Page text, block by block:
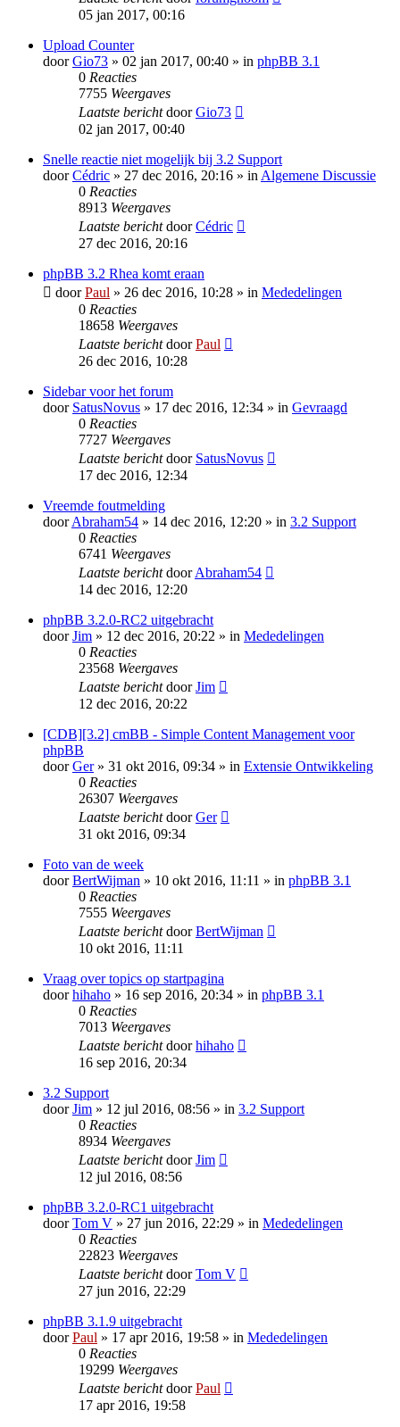
05 jan 2017, 00:16
Upload Counter
doorGio73 » 02 jan 2017, 00:40 » in phpBB 3.1
0 Reacties
7755 Weergaves
Laatste berichtdoorGio73
02 jan 2017, 00:40
Snelle reactie niet mogelijk bij 3.2 Support
doorCédric » 27 dec 2016, 20:16 » inAlgemene Discussie
0 Reacties
8913 Weergaves
Laatste berichtdoorCédric
27 dec 2016, 20:16
phpBB 3.2 Rhea komt eraan
doorPaul » 26 dec 2016, 10:28 » in Mededelingen
0 Reacties
18658 Weergaves
Laatste berichtdoorPaul
26 dec 2016, 10:28
Sidebar voor het forum
door SatusNovus » 17 dec 2016, 12:34 » in Gevraagd
0 Reacties
7727 Weergaves
Laatste berichtdoor SatusNovus
17 dec 2016, 12:34
Vreemde foutmelding
doorAbraham54 » 14 dec 2016, 12:20 » in 3.2 Support
0 Reacties
6741 Weergaves
Laatste berichtdoorAbraham54
14 dec 2016, 12:20
phpBB 3.2.0-RC2 uitgebracht
doorJim » 12 dec 2016, 20:22 » in Mededelingen
0 Reacties
23568 Weergaves
Laatste berichtdoorJim
12 dec 2016, 20:22
[CDB][3.2] cmBB - Simple Content Management voor
phpBB
doorGer» 31 okt 2016, 09:34 » in Extensie Ontwikkeling
0 Reacties
26307 Weergaves
Laatste berichtdoorGer
31 okt 2016, 09:34
Foto van de week
doorBertWijman » 10 okt 2016, 11:11 » in phpBB 3.1
0 Reacties
7555 Weergaves
Laatste berichtdoorBertWijman
10 okt 2016, 11:11
Vraag over topics op startpagina
doorhihaho » 16 sep 2016, 20:34 » in phpBB 3.1
0 Reacties
7013 Weergaves
Laatste berichtdoorhihaho
16 sep 2016, 20:34
3.2 Support
doorJim » 12 jul 2016, 08:56 » in 3.2 Support
0 Reacties
8934 Weergaves
Laatste berichtdoorJim
12 jul 2016, 08:56
phpBB 3.2.0-RC1 uitgebracht
doorTom V » 27 jun 2016, 22:29 » in Mededelingen
0 Reacties
22823 Weergaves
Laatste berichtdoorTom V
27 jun 2016, 22:29
phpBB 3.1.9 uitgebracht
doorPaul » 17 apr 2016, 19:58 » in Mededelingen
0 Reacties
19299 Weergaves
Laatste berichtdoorPaul
17 apr 2016, 19:58